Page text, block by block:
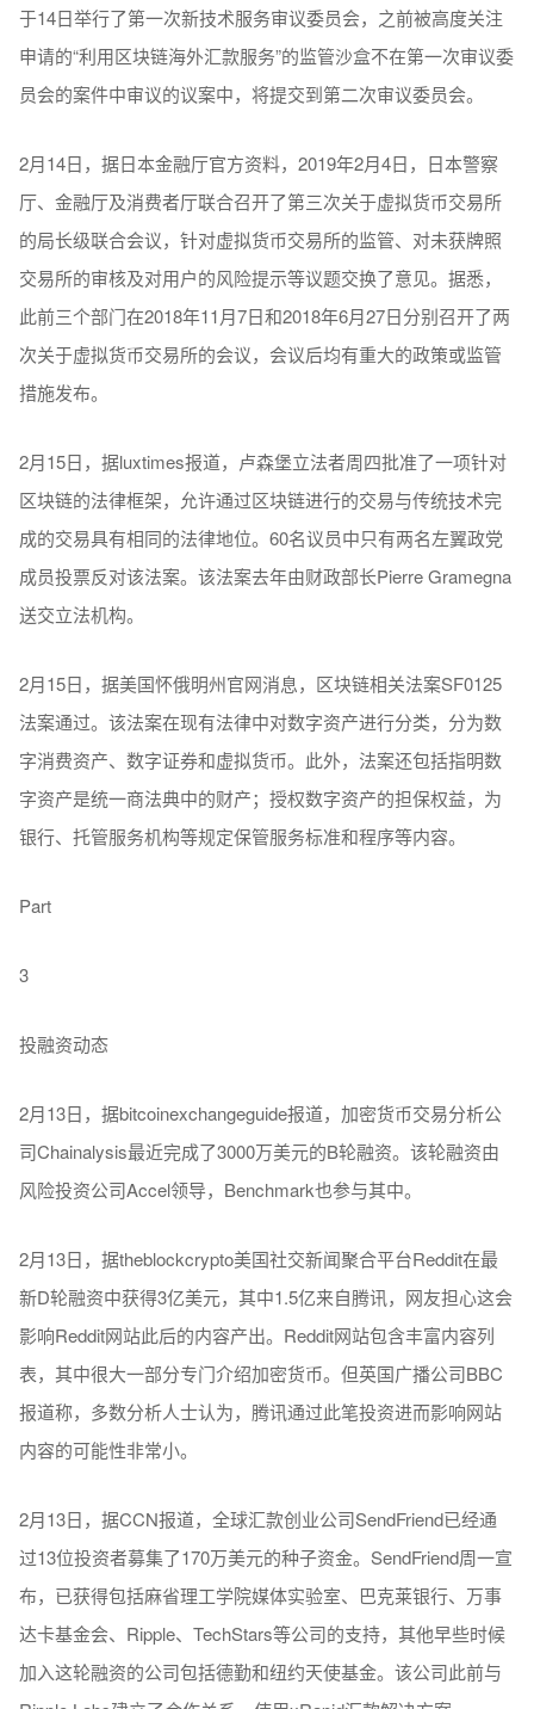
于14日举行了第一次新技术服务审议委员会，之前被高度关注
申请的“利用区块链海外汇款服务”的监管沙盒不在第一次审议委
员会的案件中审议的议案中，将提交到第二次审议委员会。
2月14日，据日本金融厅官方资料，2019年2月4日，日本警察
厅、金融厅及消费者厅联合召开了第三次关于虚拟货币交易所
的局长级联合会议，针对虚拟货币交易所的监管、对未获牌照
交易所的审核及对用户的风险提示等议题交换了意见。据悉，
此前三个部门在2018年11月7日和2018年6月27日分别召开了两
次关于虚拟货币交易所的会议，会议后均有重大的政策或监管
措施发布。
2月15日，据luxtimes报道，卢森堡立法者周四批准了一项针对
区块链的法律框架，允许通过区块链进行的交易与传统技术完
成的交易具有相同的法律地位。60名议员中只有两名左翼政党
成员投票反对该法案。该法案去年由财政部长Pierre Gramegna
送交立法机构。
2月15日，据美国怀俄明州官网消息，区块链相关法案SF0125
法案通过。该法案在现有法律中对数字资产进行分类，分为数
字消费资产、数字证券和虚拟货币。此外，法案还包括指明数
字资产是统一商法典中的财产；授权数字资产的担保权益，为
银行、托管服务机构等规定保管服务标准和程序等内容。
Part
3
投融资动态
2月13日，据bitcoinexchangeguide报道，加密货币交易分析公
司Chainalysis最近完成了3000万美元的B轮融资。该轮融资由
风险投资公司Accel领导，Benchmark也参与其中。
2月13日，据theblockcrypto美国社交新闻聚合平台Reddit在最
新D轮融资中获得3亿美元，其中1.5亿来自腾讯，网友担心这会
影响Reddit网站此后的内容产出。Reddit网站包含丰富内容列
表，其中很大一部分专门介绍加密货币。但英国广播公司BBC
报道称，多数分析人士认为，腾讯通过此笔投资进而影响网站
内容的可能性非常小。
2月13日，据CCN报道，全球汇款创业公司SendFriend已经通
过13位投资者募集了170万美元的种子资金。SendFriend周一宣
布，已获得包括麻省理工学院媒体实验室、巴克莱银行、万事
达卡基金会、Ripple、TechStars等公司的支持，其他早些时候
加入这轮融资的公司包括德勤和纽约天使基金。该公司此前与